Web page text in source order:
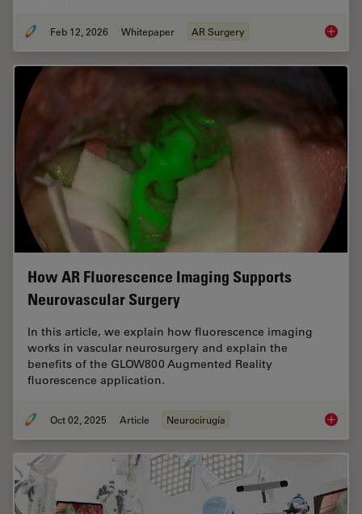
Feb 12, 2026 Whitepaper AR Surgery
How AR Fluorescence Imaging Supports
Neurovascular Surgery
In this article, we explain how fluorescence imaging
works in vascular neurosurgery and explain the
benefits of the GLOW800 Augmented Reality
fluorescence application.
Oct 02, 2025 Article Neurocirugía How